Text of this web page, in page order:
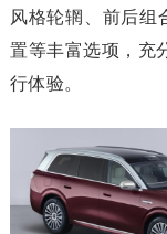
风格轮辋、前后组
置等丰富选项，充
行体验。